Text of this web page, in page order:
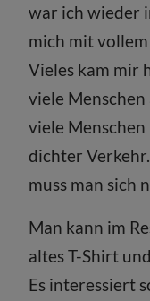
war ich wieder
mich mit
Vieles kam mir
viele
viele
dichter
muss man sich
Man kann im
altes T-Shirt
Es interessiert